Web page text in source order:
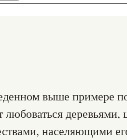
выше примере
любоваться деревьями,
населяющими